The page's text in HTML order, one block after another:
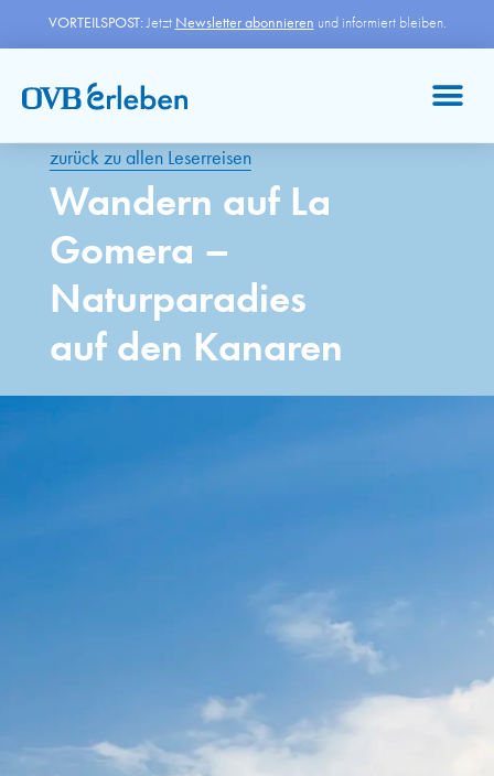
VORTEILSPOST:Jetzt Newsletter abonnieren und informiert bleiben.
zurück zu allen Leserreisen
Wandern auf La
Gomera –
Naturparadies
auf den Kanaren